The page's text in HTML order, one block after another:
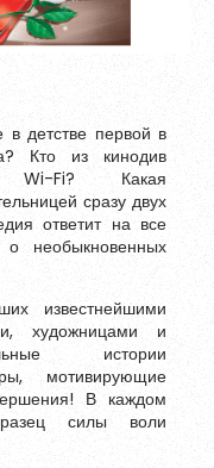
детстве первой в
Кто из кинодив
Wi-Fi? Какая
сразу двух
ответит на все
необыкновенных
известнейшими
художницами и
истории
мотивирующие
В каждом
силы воли
и содержать хотя
букву, одну цифру